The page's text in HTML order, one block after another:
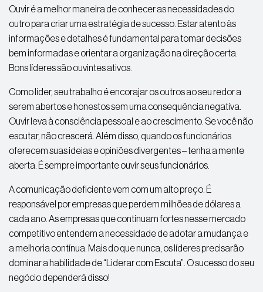
Ouvir é a melhor maneira de conhecer as necessidades do
outro para criar uma estratégia de sucesso. Estar atento às
informações e detalhes é fundamental para tomar decisões
bem informadas e orientar a organização na direção certa.
Bons líderes são ouvintes ativos.
Como líder, seu trabalho é encorajar os outros ao seu redor a
serem abertos e honestos sem uma consequência negativa.
Ouvir leva à consciência pessoal e ao crescimento. Se você não
escutar, não crescerá. Além disso, quando os funcionários
oferecem suas ideias e opiniões divergentes – tenha a mente
aberta. É sempre importante ouvir seus funcionários.
A comunicação deficiente vem com um alto preço. É
responsável por empresas que perdem milhões de dólares a
cada ano. As empresas que continuam fortes nesse mercado
competitivo entendem a necessidade de adotar a mudança e
a melhoria contínua. Mais do que nunca, os líderes precisarão
dominar a habilidade de “Liderar com Escuta”. O sucesso do seu
negócio dependerá disso!